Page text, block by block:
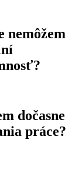
nemôžem
dočasne
práce?